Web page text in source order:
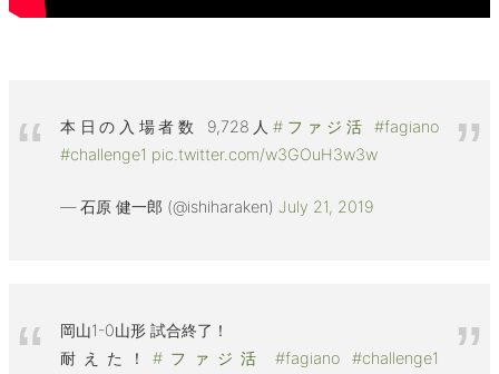
本日の入場者数 9,728人 #ファジ活
#fagiano
#challenge1 pic.twitter.com/w3GOuH3w3w
— 石原 健一郎 (@ishiharaken)July 21, 2019
岡山1-0山形 試合終了！
耐えた！#ファジ活 #fagiano
#challenge1